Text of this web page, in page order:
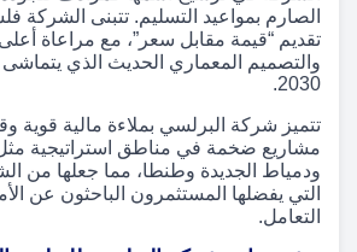
الصارم بمواعيد التسليم. تتبنى الشركة
تقديم “قيمة مقابل سعر”، مع مراعاة أعلى
والتصميم المعماري الحديث الذي
2030.
تتميز شركة البرلسي بملاءة مالية قوية
مشاريع ضخمة في مناطق استراتيجية مثل
ودمياط الجديدة وطنطا، مما جعلها من
التي يفضلها المستثمرون الباحثون عن
التعامل.